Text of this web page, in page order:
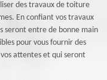
des travaux de toiture
En confiant vos travaux
seront entre de bonne main
pour vous fournir des
attentes et qui seront